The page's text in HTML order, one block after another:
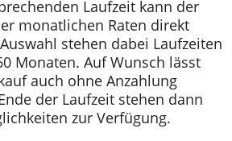
Laufzeit kann der
monatlichen Raten direkt
stehen dabei Laufzeiten
Monaten. Auf Wunsch lässt
auch ohne Anzahlung
der Laufzeit stehen dann
zur Verfügung.